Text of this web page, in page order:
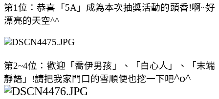
第1位：恭喜「 5A 」成為本次抽獎活動的頭香!啊~好
漂亮的天空^^
第2~4位：歡迎「 喬伊男孩 」、「 白心人 」、「 末端
靜語 」 !請把我家門口的雪順便也挖一下吧^o^